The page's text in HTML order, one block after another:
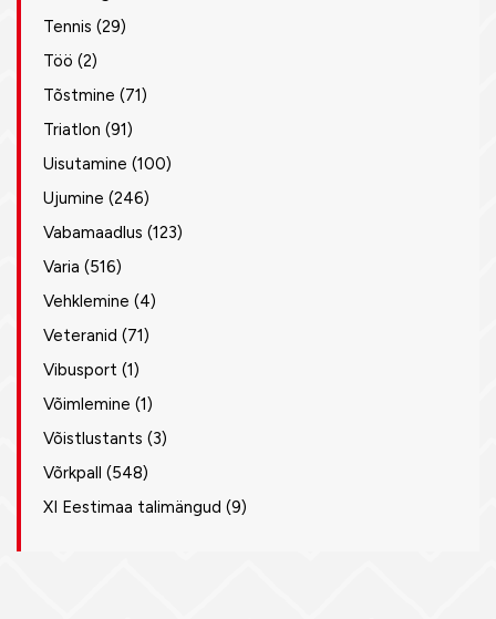
Tennis (29)
Töö (2)
Tõstmine (71)
Triatlon (91)
Uisutamine (100)
Ujumine (246)
Vabamaadlus (123)
Varia (516)
Vehklemine (4)
Veteranid (71)
Vibusport (1)
Võimlemine (1)
Võistlustants (3)
Võrkpall (548)
XI Eestimaa talimängud (9)